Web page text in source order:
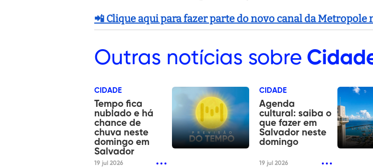
📲 Clique aqui para fazer parte do novo canal da Metropole
Outras notícias sobre
CIDADE
Tempo fica
nublado e há
chance de
chuva neste
domingo em
Salvador
19 jul 2026
CIDADE
Agenda
cultural: saiba o
que fazer em
Salvador neste
domingo
19 jul 2026